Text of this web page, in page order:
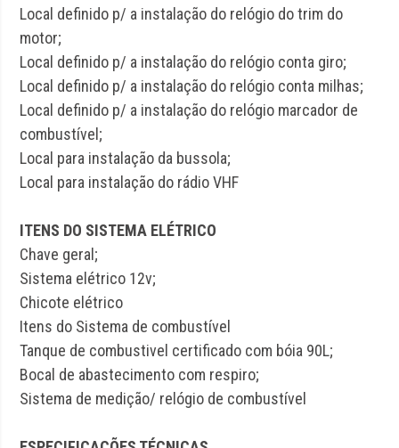
Local definido p/ a instalação do relógio do trim do
motor;
Local definido p/ a instalação do relógio conta giro;
Local definido p/ a instalação do relógio conta milhas;
Local definido p/ a instalação do relógio marcador de
combustível;
Local para instalação da bussola;
Local para instalação do rádio VHF
ITENS DO SISTEMA ELÉTRICO
Chave geral;
Sistema elétrico 12v;
Chicote elétrico
Itens do Sistema de combustível
Tanque de combustivel certificado com bóia 90L;
Bocal de abastecimento com respiro;
Sistema de medição/ relógio de combustível